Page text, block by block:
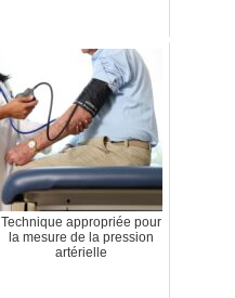
Technique appropriée pour
la mesure de la pression
artérielle